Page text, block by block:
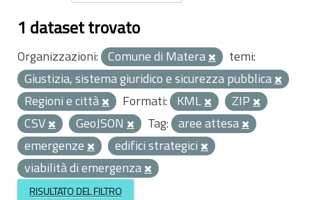
1 dataset trovato
Organizzazioni: Comune di Matera
temi:
Giustizia, sistema giuridico e sicurezza pubblica
Regioni e città
Formati: KML
ZIP
CSV
GeoJSON Tag: aree attesa
emergenze
edifici strategici
viabilità di emergenza
RISULTATO DEL FILTRO